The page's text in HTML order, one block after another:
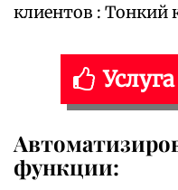
клиентов : Тонкий
функции: